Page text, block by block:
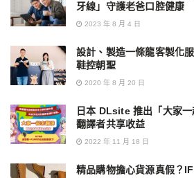
牙線」守護老爸口腔健康
2023 年 8 月 4 日
設計、製造一條龍客製化
鞋控朝聖
2020 年 8 月 20 日
日本 DLsite 推出「大家一
翻譯者共享收益
2022 年 11 月 18 日
精品購物擔心貨源真假？